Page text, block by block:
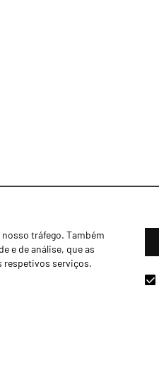
tráfego. Também
e de análise, que as
respetivos serviços.